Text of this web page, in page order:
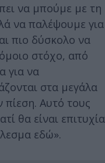
να μπούμε με τη
να παλέψουμε για
πιο δύσκολο να
στόχο, από
για να
στα μεγάλα
πίεση. Αυτό τους
θα είναι επιτυχία
εδώ».